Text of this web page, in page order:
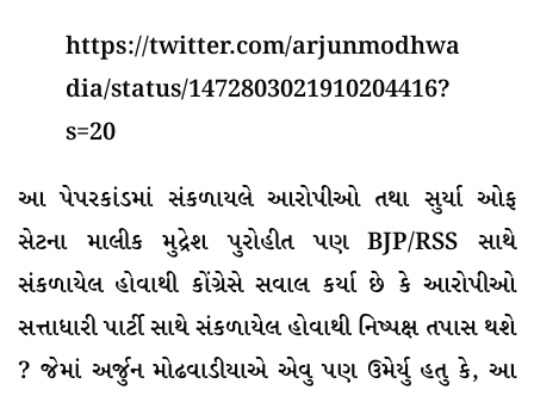
https://twitter.com/arjunmodhwa
dia/status/1472803021910204416?
s=20
આ પેપરકાંડમાં સંકળાયલે આરોપીઓ તથા સુર્યા ઓફ
સેટના માલીક મુદ્રેશ પુરોહીત પણ BJP/RSS સાથે
સંકળાયેલ હોવાથી કોંગ્રેસે સવાલ કર્યા છે કે આરોપીઓ
સત્તાધારી પાર્ટી સાથે સંકળાયેલ હોવાથી નિષ્પક્ષ તપાસ થશે
? જેમાં અર્જુન મોઢવાડીયાએ એવુ પણ ઉમેર્યુ હતુ કે, આ